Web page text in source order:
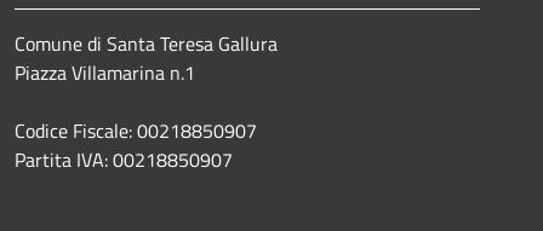
Comune di Santa Teresa Gallura
Piazza Villamarina n.1
Codice Fiscale: 00218850907
Partita IVA: 00218850907